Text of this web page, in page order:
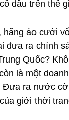
dâu trên thế
hãng áo cưới
đưa ra chính
Quốc?
là một
Đưa ra nước
giới thời